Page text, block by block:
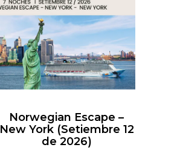
Norwegian Escape –
New York (Setiembre 12
de 2026)